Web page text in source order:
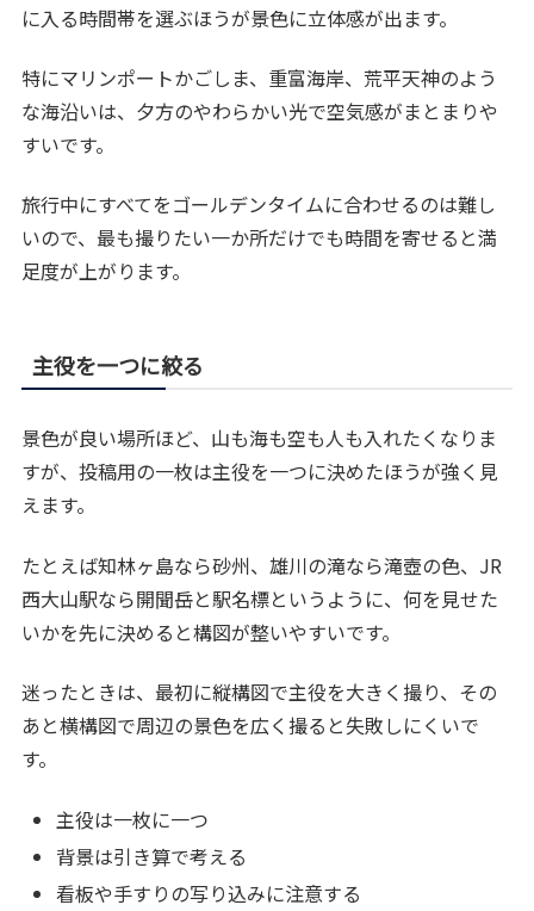
に入る時間帯を選ぶほうが景色に立体感が出ます。
特にマリンポートかごしま、重富海岸、荒平天神のよう
な海沿いは、夕方のやわらかい光で空気感がまとまりや
すいです。
旅行中にすべてをゴールデンタイムに合わせるのは難し
いので、最も撮りたい一か所だけでも時間を寄せると満
足度が上がります。
主役を一つに絞る
景色が良い場所ほど、山も海も空も人も入れたくなりま
すが、投稿用の一枚は主役を一つに決めたほうが強く見
えます。
たとえば知林ヶ島なら砂州、雄川の滝なら滝壺の色、JR
西大山駅なら開聞岳と駅名標というように、何を見せた
いかを先に決めると構図が整いやすいです。
迷ったときは、最初に縦構図で主役を大きく撮り、その
あと横構図で周辺の景色を広く撮ると失敗しにくいで
す。
主役は一枚に一つ
背景は引き算で考える
看板や手すりの写り込みに注意する